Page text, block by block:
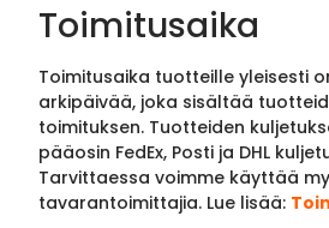
Toimitusaika
Toimitusaika tuotteille yleisesti
arkipäivää, joka sisältää
toimituksen. Tuotteiden
pääosin FedEx, Posti ja DHL
Tarvittaessa voimme käyttää
tavarantoimittajia. Lue lisää: